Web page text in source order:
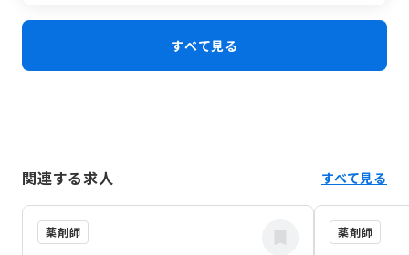
すべて見る
関連する求人 すべて見る
薬剤師 薬剤師